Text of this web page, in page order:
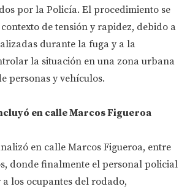
por la Policía. El procedimiento se
de tensión y rapidez, debido a
durante la fuga y a la
la situación en una zona urbana
personas y vehículos.
en calle Marcos Figueroa
en calle Marcos Figueroa, entre
donde finalmente el personal policial
los ocupantes del rodado,